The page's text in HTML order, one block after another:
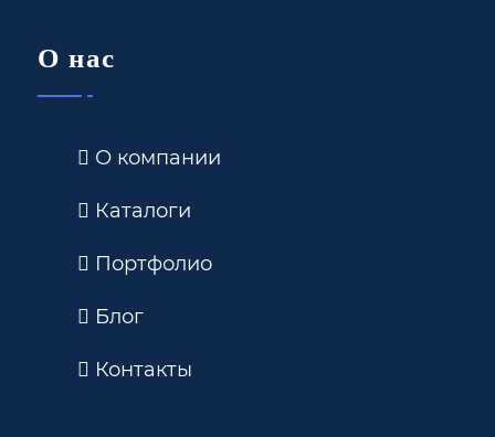
О нас
О компании
Каталоги
Портфолио
Блог
Контакты